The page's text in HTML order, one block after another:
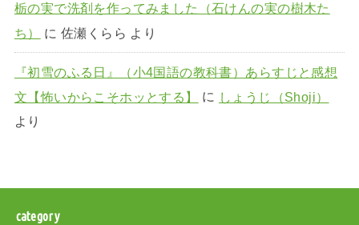
栃の実で洗剤を作ってみました（石けんの実の樹木た
ち）
に 佐瀬くらら より
『初雪のふる日』（小4国語の教科書）あらすじと感想
文【怖いからこそホッとする】
に しょうじ（Shoji）
より
category